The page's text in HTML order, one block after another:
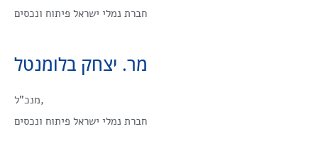
חברת נמלי ישראל פיתוח ונכסים
מר. יצחק בלומנטל
מנכ”ל,
חברת נמלי ישראל פיתוח ונכסים